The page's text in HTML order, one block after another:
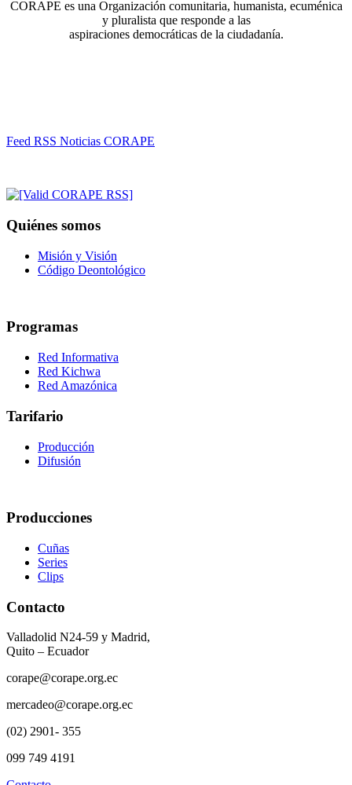
CORAPE es una Organización comunitaria, humanista, ecuménica
y pluralista que responde a las
aspiraciones democráticas de la ciudadanía.
Feed RSS Noticias CORAPE
Quiénes somos
Misión y Visión
Código Deontológico
Programas
Red Informativa
Red Kichwa
Red Amazónica
Tarifario
Producción
Difusión
Producciones
Cuñas
Series
Clips
Contacto
Valladolid N24-59 y Madrid,
Quito – Ecuador
corape@corape.org.ec
mercadeo@corape.org.ec
(02) 2901- 355
099 749 4191